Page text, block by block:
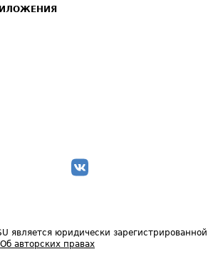
является юридически зарегистрированной
Об авторских правах